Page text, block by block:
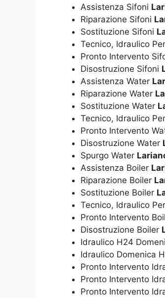
Assistenza Sifoni
Riparazione Sifoni
Sostituzione Sifoni
Tecnico, Idraulico
Pronto Intervento
Disostruzione Sifoni
Assistenza Water
Riparazione Water
Sostituzione Water
Tecnico, Idraulico
Pronto Intervento
Disostruzione Water
Spurgo Water
Assistenza Boiler
Riparazione Boiler
Sostituzione Boiler
Tecnico, Idraulico
Pronto Intervento
Disostruzione Boiler
Idraulico H24
Idraulico Domenica
Pronto Intervento
Pronto Intervento
Pronto Intervento